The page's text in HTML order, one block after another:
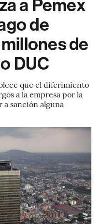
a Pemex
de
de
DUC
que el diferimiento
a la empresa por la
sanción alguna